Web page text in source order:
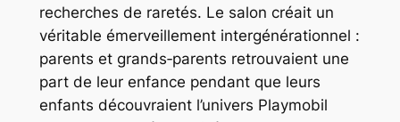
recherches de raretés. Le salon créait un
véritable émerveillement intergénérationnel :
parents et grands‑parents retrouvaient une
part de leur enfance pendant que leurs
enfants découvraient l’univers Playmobil